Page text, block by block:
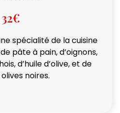
32€
spécialité de la cuisine
pâte à pain, d’oignons,
d’huile d’olive, et de
noires.